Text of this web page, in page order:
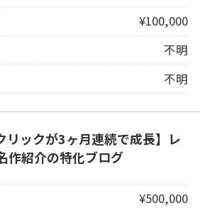
¥100,000
不明
不明
リックが3ヶ月連続で成長】レ
作紹介の特化ブログ
¥500,000